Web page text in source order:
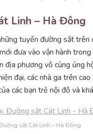
Linh – Hà Đông
tuyến đường sắt trên
đưa vào vận hành trong
địa phương vô cùng ủng
đại, các nhà ga trên
các bạn trẻ nội đô và
sắt Cát Linh – Hà Đông